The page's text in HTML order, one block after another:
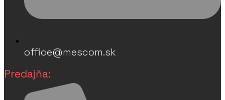
office@mescom.sk
Predajňa: